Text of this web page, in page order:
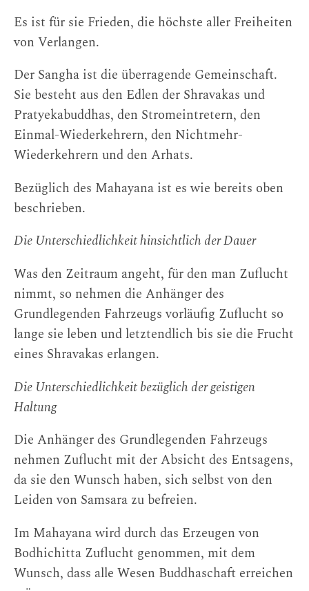
Es ist für sie Frieden, die höchste aller Freiheiten
von Verlangen.
Der Sangha ist die überragende Gemeinschaft.
Sie besteht aus den Edlen der Shravakas und
Pratyekabuddhas, den Stromeintretern, den
Einmal-Wiederkehrern, den Nichtmehr-
Wiederkehrern und den Arhats.
Bezüglich des Mahayana ist es wie bereits oben
beschrieben.
Die Unterschiedlichkeit hinsichtlich der Dauer
Was den Zeitraum angeht, für den man Zuflucht
nimmt, so nehmen die Anhänger des
Grundlegenden Fahrzeugs vorläufig Zuflucht so
lange sie leben und letztendlich bis sie die Frucht
eines Shravakas erlangen.
Die Unterschiedlichkeit bezüglich der geistigen
Haltung
Die Anhänger des Grundlegenden Fahrzeugs
nehmen Zuflucht mit der Absicht des Entsagens,
da sie den Wunsch haben, sich selbst von den
Leiden von Samsara zu befreien.
Im Mahayana wird durch das Erzeugen von
Bodhichitta Zuflucht genommen, mit dem
Wunsch, dass alle Wesen Buddhaschaft erreichen